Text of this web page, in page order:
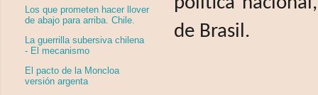
de Brasil.
Los que prometen hacer llover
de abajo para arriba. Chile.
La guerrilla subersiva chilena
- El mecanismo
El pacto de la Moncloa
versión argenta